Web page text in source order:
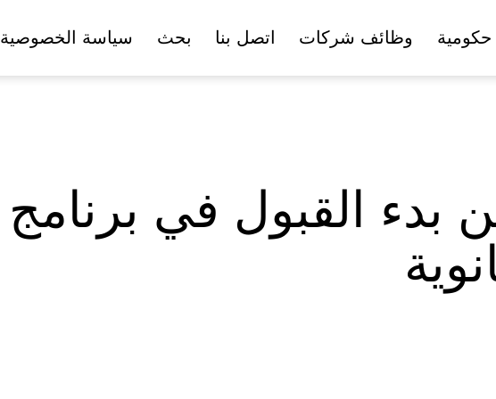
وظائف شركات اتصل بنا بحث سياسة الخصوصية
القبول في برنامج